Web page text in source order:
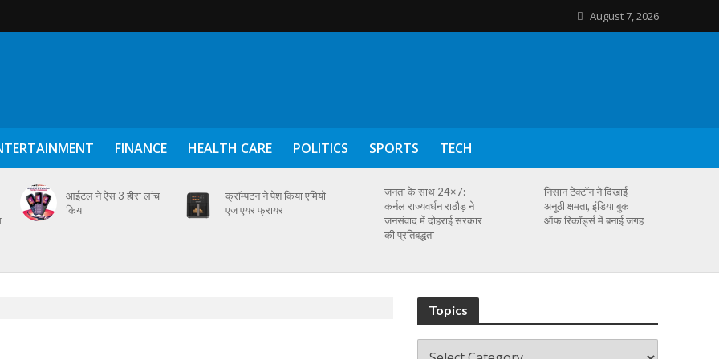
August 7, 2026
FINANCE HEALTH CARE POLITICS SPORTS TECH
आईटल ने ऐस 3 हीरा लांच
किया
क्रॉम्पटन ने पेश किया एमियो
एज एयर फ्रायर
जनता के साथ 24×7:
कर्नल राज्यवर्धन राठौड़ ने
जनसंवाद में दोहराई सरकार
की प्रतिबद्धता
निसान टेक्टॉन ने दिखाई
अनूठी क्षमता, इंडिया बुक
ऑफ रिकॉर्ड्स में बनाई जगह
Topics